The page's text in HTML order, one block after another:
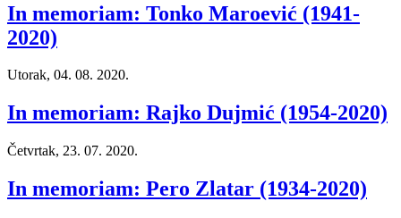
In memoriam: Tonko Maroević (1941-
2020)
Utorak, 04. 08. 2020.
In memoriam: Rajko Dujmić (1954-2020)
Četvrtak, 23. 07. 2020.
In memoriam: Pero Zlatar (1934-2020)